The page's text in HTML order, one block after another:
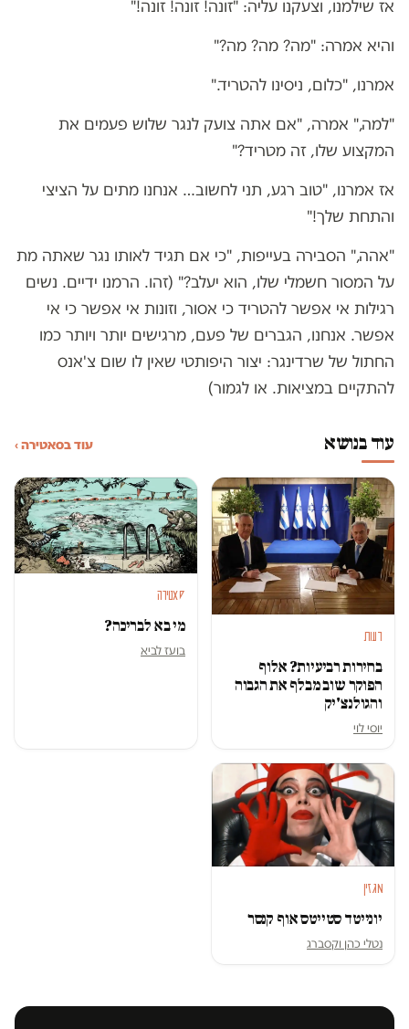
אז שילמנו, וצעקנו עליה: "זונה! זונה! זונה!"
והיא אמרה: "מה? מה? מה?"
אמרנו, "כלום, ניסינו להטריד."
"למה," אמרה, "אם אתה צועק לנגר שלוש פעמים את
המקצוע שלו, זה מטריד?"
אז אמרנו, "טוב רגע, תני לחשוב… אנחנו מתים על הציצי
והתחת שלך!"
"אהה," הסבירה בעייפות, "כי אם תגיד לאותו נגר שאתה מת
על המסור חשמלי שלו, הוא יעלב?" (זהו. הרמנו ידיים. נשים
רגילות אי אפשר להטריד כי אסור, וזונות אי אפשר כי אי
אפשר. אנחנו, הגברים של פעם, מרגישים יותר ויותר כמו
החתול של שרדינגר: יצור היפותטי שאין לו שום צ'אנס
להתקיים במציאות. או לגמור)
עוד בנושא עוד בסאטירה ›
דעות
בחירות רביעיות? אלוף
הפוקר שוב מבלף את הגבוה
והגולנצ'יק
יוסי לוי
סאטירה
מי בא לבריכה?
בועז לביא
מגזין
יונייטד סטייטס אוף קנסר
נטלי כהן וקסברג